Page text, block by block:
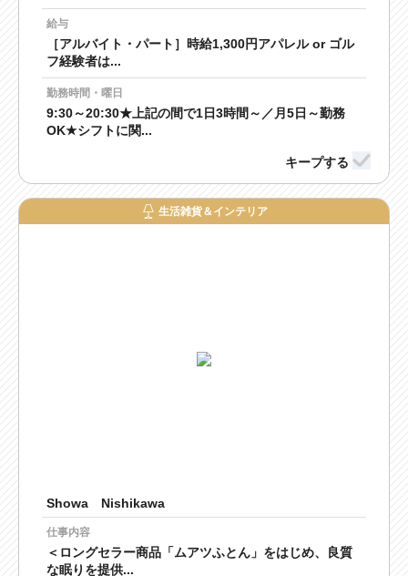
給与
［アルバイト・パート］時給1,300円アパレル or ゴル
フ経験者は...
勤務時間・曜日
9:30～20:30★上記の間で1日3時間～／月5日～勤務
OK★シフトに関...
生活雑貨＆インテリア
Showa Nishikawa
仕事内容
＜ロングセラー商品「ムアツふとん」をはじめ、良質
な眠りを提供...